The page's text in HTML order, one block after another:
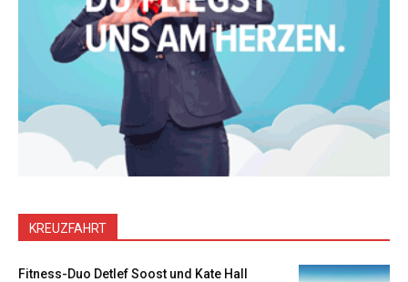
KREUZFAHRT
Fitness-Duo Detlef Soost und Kate Hall